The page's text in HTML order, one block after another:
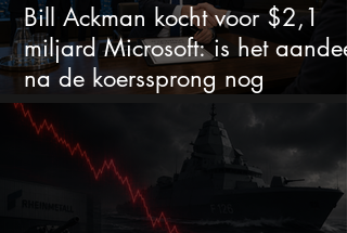
Bill Ackman kocht voor $2,1
miljard Microsoft: is het aandeel
na de koerssprong nog
aantrekkelijk?